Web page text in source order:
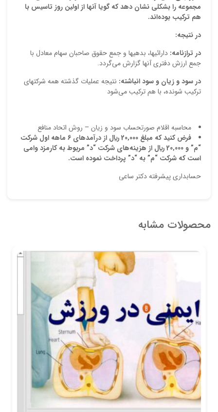
مجموعه را بشكلي نشان دهد كه گويا آنها از اولين روز تاسيس با
هم تركيب بوده‌اند.
در نتيجه:
در ترازنامه: دارائيها، بدهيها و جمع حقوق صاحبان سهام معادل با
جمع ارزش دفتري آنها گزارش مي‌گردد.
در سود و زيان و سود انباشته: نتيجه عمليات گذشته همه شركتهاي
تركيب شونده، با هم تركيب مي‌شود
محاسبه اقلام صورتحساب سود و زيان – روش اتحاد منافع
فرض كنيد كه مبلغ 000
‚
20ريال از درآمدهاي 6 ماهه اول
شركت
“م” و 000
‚
20ريال از هزينه‌هاي شركت “د” مربوط به كارمزد وامي
است كه شركت “م” به “د” پرداخت نموده است.
حسابداری پیشرفته دکتر ساعی
محصولات مشابه